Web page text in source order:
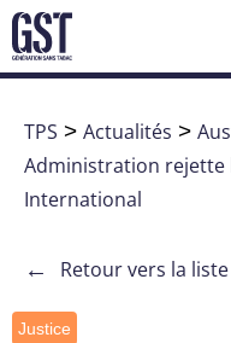
TPS > Actualités >
Administration rejette
International
← Retour vers la
Justice